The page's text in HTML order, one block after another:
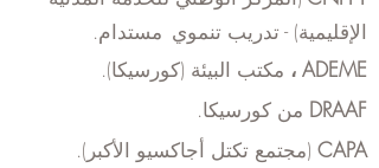
الإقليمية) - تدريب تنموي مستدام.
ADEME ، مكتب البيئة (كورسيكا).
DRAAF من كورسيكا.
CAPA (مجتمع تكتل أجاكسيو الأكبر).